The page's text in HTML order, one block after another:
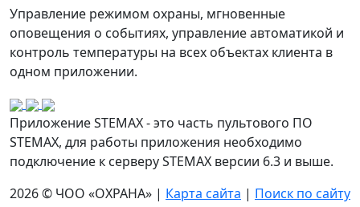
Управление режимом охраны, мгновенные
оповещения о событиях, управление автоматикой и
контроль температуры на всех объектах клиента в
одном приложении.
Приложение STEMAX - это часть пультового ПО
STEMAX, для работы приложения необходимо
подключение к серверу STEMAX версии 6.3 и выше.
2026 © ЧОО «ОХРАНА» | Карта сайта | Поиск по сайту